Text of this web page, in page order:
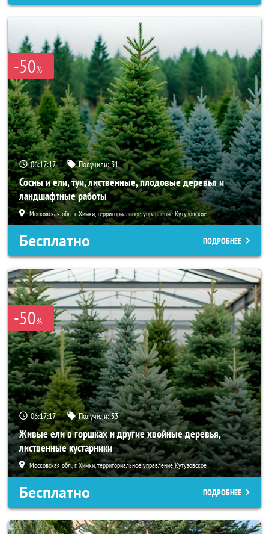
-50%
06:17:15 Получили:31
Сосны и ели, туи, лиственные, плодовые деревья и
ландшафтные работы
Московская обл., г. Химки, территориальное управление Кутузовское
Бесплатно ПОДРОБНЕЕ
-50%
06:17:15 Получили:53
Живые ели в горшках и другие хвойные деревья,
лиственные кустарники
Московская обл., г. Химки, территориальное управление Кутузовское
Бесплатно ПОДРОБНЕЕ